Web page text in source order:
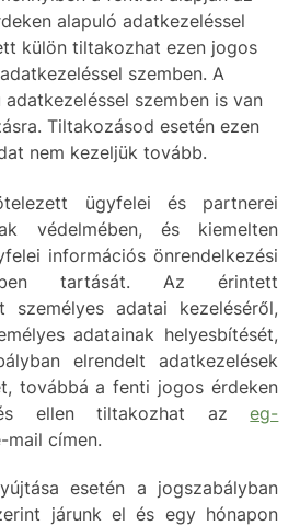
alapuló adatkezeléssel
külön tiltakozhat ezen jogos
szemben. A
szemben is van
Tiltakozásod esetén ezen
nem kezeljük tovább.
ügyfelei és partnerei
védelmében, és kiemelten
információs önrendelkezési
tartását. Az érintett
személyes adatai kezeléséről,
adatainak helyesbítését,
elrendelt adatkezelések
továbbá a fenti jogos érdeken
ellen tiltakozhat azeg-
mail címen.
esetén a jogszabályban
járunk el és egy hónapon